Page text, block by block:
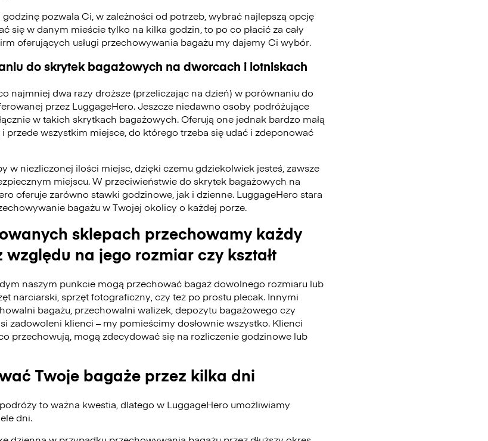
godzinę pozwala Ci, w zależności od potrzeb, wybrać najlepszą opcję
się w danym mieście tylko na kilka godzin, to po co płacić za cały
oferujących usługi przechowywania bagażu my dajemy Ci wybór.
do skrytek bagażowych na dworcach i lotniskach
najmniej dwa razy droższe (przeliczając na dzień) w porównaniu do
przez LuggageHero. Jeszcze niedawno osoby podróżujące
w takich skrytkach bagażowych. Oferują one jednak bardzo małą
przede wszystkim miejsce, do którego trzeba się udać i zdeponować
w niezliczonej ilości miejsc, dzięki czemu gdziekolwiek jesteś, zawsze
miejscu. W przeciwieństwie do skrytek bagażowych na
oferuje zarówno stawki godzinowe, jak i dzienne. LuggageHero stara
bagażu w Twojej okolicy o każdej porze.
sklepach przechowamy każdy
na jego rozmiar czy kształt
naszym punkcie mogą przechować bagaż dowolnego rozmiaru lub
narciarski, sprzęt fotograficzny, czy też po prostu plecak. Innymi
bagażu, przechowalni walizek, depozytu bagażowego czy
zadowoleni klienci – my pomieścimy dosłownie wszystko. Klienci
przechowują, mogą zdecydować się na rozliczenie godzinowe lub
Twoje bagaże przez kilka dni
to ważna kwestia, dlatego w LuggageHero umożliwiamy
dni.